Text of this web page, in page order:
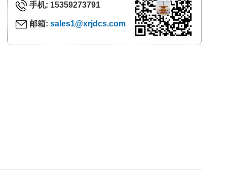
手机: 15359273791
邮箱: sales1@xrjdcs.com